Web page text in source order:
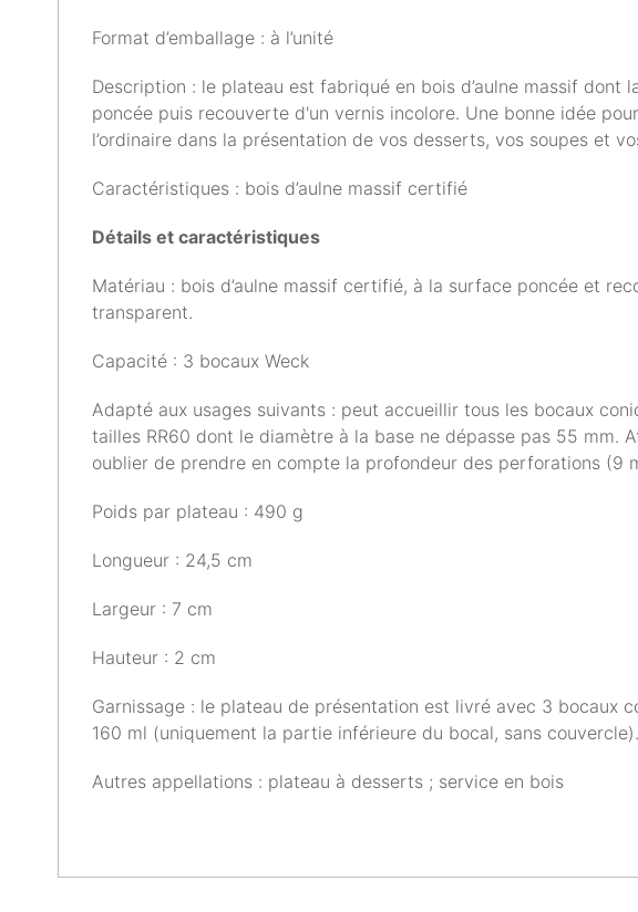
Format d’emballage : à l’unité
Description : le plateau est fabriqué en bois d’aulne massif dont
poncée puis recouverte d'un vernis incolore. Une bonne idée
l’ordinaire dans la présentation de vos desserts, vos soupes et
Caractéristiques : bois d’aulne massif certifié
Détails et caractéristiques
Matériau : bois d’aulne massif certifié, à la surface poncée et
transparent.
Capacité : 3 bocaux Weck
Adapté aux usages suivants : peut accueillir tous les bocaux
tailles RR60 dont le diamètre à la base ne dépasse pas 55 mm.
oublier de prendre en compte la profondeur des perforations (9
Poids par plateau : 490 g
Longueur : 24,5 cm
Largeur : 7 cm
Hauteur : 2 cm
Garnissage : le plateau de présentation est livré avec 3 bocaux
160 ml (uniquement la partie inférieure du bocal, sans couvercle).
Autres appellations : plateau à desserts ; service en bois